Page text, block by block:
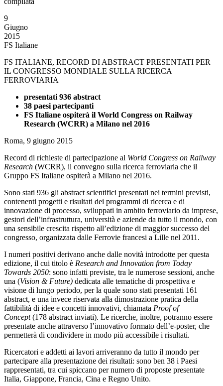
9
Giugno
2015
FS Italiane
FS ITALIANE, RECORD DI ABSTRACT PRESENTATI PER
IL CONGRESSO MONDIALE SULLA RICERCA
FERROVIARIA
presentati 936 abstract
38 paesi partecipanti
FS Italiane ospiterà il World Congress on Railway
Research (WCRR) a Milano nel 2016
Roma, 9 giugno 2015
Record di richieste di partecipazione al World Congress on Railway
Research (WCRR), il convegno sulla ricerca ferroviaria che il
Gruppo FS Italiane ospiterà a Milano nel 2016.
Sono stati 936 gli abstract scientifici presentati nei termini previsti,
contenenti progetti e risultati dei programmi di ricerca e di
innovazione di processo, sviluppati in ambito ferroviario da imprese,
gestori dell’infrastruttura, università e aziende da tutto il mondo, con
una sensibile crescita rispetto all’edizione di maggior successo del
congresso, organizzata dalle Ferrovie francesi a Lille nel 2011.
I numeri positivi derivano anche dalle novità introdotte per questa
edizione, il cui titolo è Research and Innovation from Today
Towards 2050: sono infatti previste, tra le numerose sessioni, anche
una (Vision & Future) dedicata alle tematiche di prospettiva e
visione di lungo periodo, per la quale sono stati presentati 161
abstract, e una invece riservata alla dimostrazione pratica della
fattibilità di idee e concetti innovativi, chiamata Proof of
Concept(178 abstract inviati). Le ricerche, inoltre, potranno essere
presentate anche attraverso l’innovativo formato dell’e-poster, che
permetterà di condividere in modo più accessibile i risultati.
Ricercatori e addetti ai lavori arriveranno da tutto il mondo per
partecipare alla presentazione dei risultati: sono ben 38 i Paesi
rappresentati, tra cui spiccano per numero di proposte presentate
Italia, Giappone, Francia, Cina e Regno Unito.